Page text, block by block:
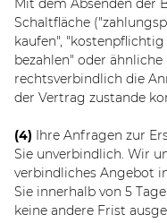
Schaltfläche
kaufen",
bezahlen" oder
rechtsverbindlich die
der Vertrag zustande
(4) Ihre Anfragen zur
Sie unverbindlich. Wir
verbindliches Angebot
Sie innerhalb von 5
keine andere Frist